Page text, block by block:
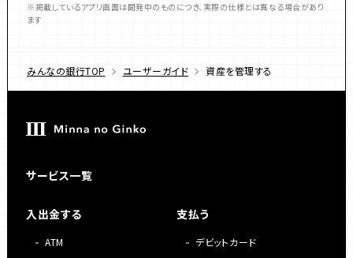
※掲載しているアプリ画面は開発中のものにつき、実際の仕様とは異なる場合があり
ます
みんなの銀行TOP ユーザーガイド 資産を管理する
サービス一覧
入出金する
ATM
支払う
デビットカード